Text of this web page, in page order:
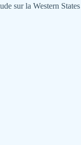
sur la Western